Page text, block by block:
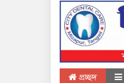
প্রচ্ছদ